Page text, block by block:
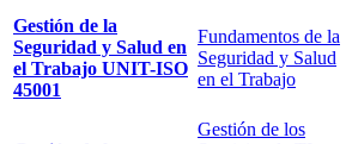
Gestión de la
Seguridad y Salud en
el Trabajo UNIT-ISO
45001
Fundamentos de la
Seguridad y Salud
en el Trabajo
Gestión de los